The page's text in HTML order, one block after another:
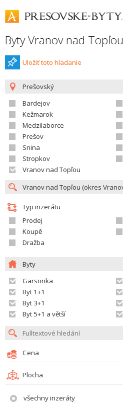
Byty Vranov nad Topľou
Uložiť toto hladanie
Prešovský
Bardejov
Kežmarok
Medzilaborce
Prešov
Snina
Stropkov
Vranov nad Topľou
Typ inzerátu
Prodej
Koupě
Dražba
Byty
Garsonka
Byt 1+1
Byt 3+1
Byt 5+1 a větší
Cena
Plocha
všechny inzeráty